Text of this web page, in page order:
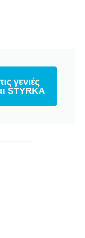
γενιές
STYRKA